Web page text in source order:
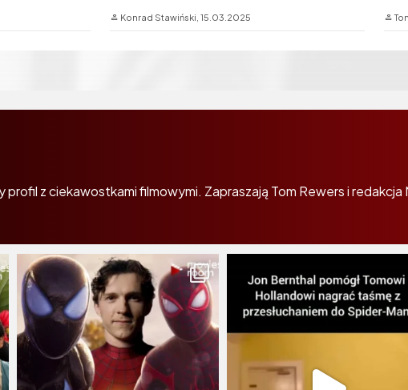
Konrad Stawiński, 15.03.2025
z ciekawostkami filmowymi. Zapraszają Tom Rewers i redakcja